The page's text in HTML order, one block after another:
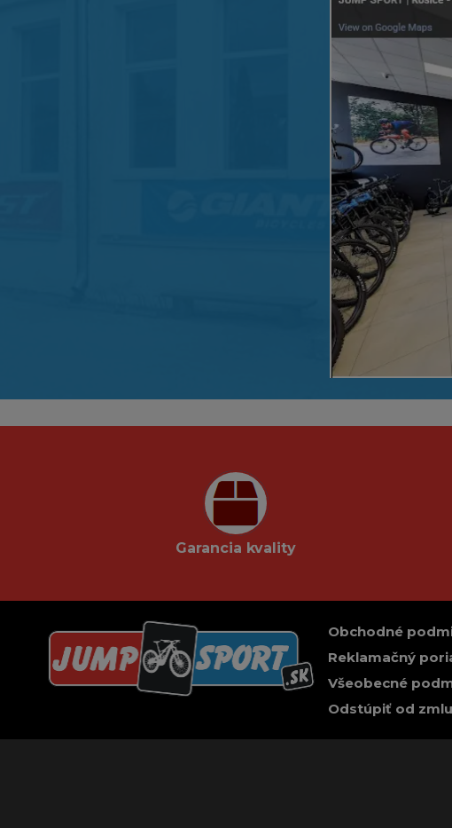
Garancia kvality
Obchodné
Reklamačný
Všeobecné
Odstúpiť od